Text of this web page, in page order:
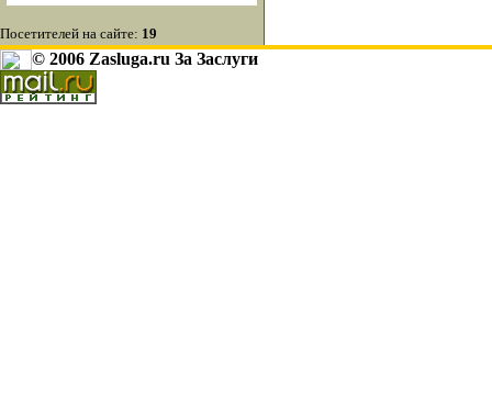
Посетителей на сайте: 19
© 2006 Zasluga.ru За Заслуги